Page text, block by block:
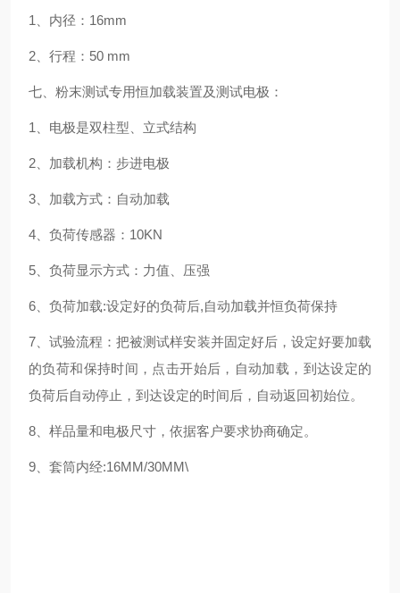
1、内径：16mm
2、行程：50 mm
七、粉末测试专用恒加载装置及测试电极：
1、电极是双柱型、立式结构
2、加载机构：步进电极
3、加载方式：自动加载
4、负荷传感器：10KN
5、负荷显示方式：力值、压强
6、负荷加载:设定好的负荷后,自动加载并恒负荷保持
7、试验流程：把被测试样安装并固定好后，设定好要加载
的负荷和保持时间，点击开始后，自动加载，到达设定的
负荷后自动停止，到达设定的时间后，自动返回初始位。
8、样品量和电极尺寸，依据客户要求协商确定。
9、套筒内经:16MM/30MM\